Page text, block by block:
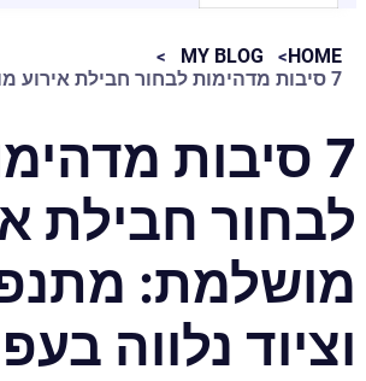
HOME
MY BLOG
7 סיבות
לבחור חבילת
מושלמת:
וציוד נלווה